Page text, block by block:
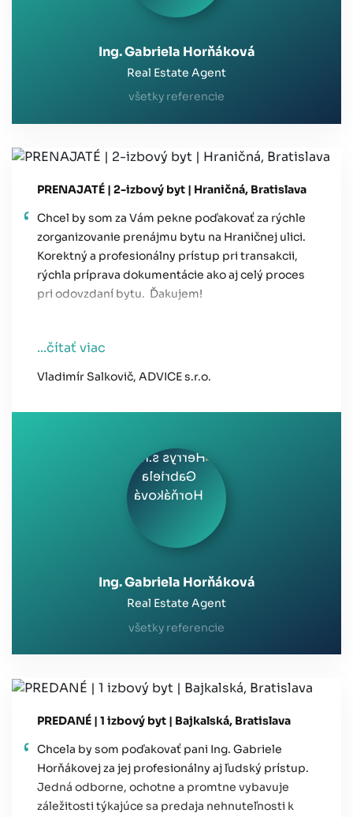
Ing. Gabriela Horňáková
Real Estate Agent
všetky referencie
PRENAJATÉ | 2-izbový byt | Hraničná, Bratislava
Chcel by som za Vám pekne poďakovať za rýchle
zorganizovanie prenájmu bytu na Hraničnej ulici.
Korektný a profesionálny prístup pri transakcii,
rýchla príprava dokumentácie ako aj celý proces
pri odovzdaní bytu. Ďakujem!
...čítať viac
Vladimír Salkovič, ADVICE s.r.o.
Ing. Gabriela Horňáková
Real Estate Agent
všetky referencie
PREDANÉ | 1 izbový byt | Bajkalská, Bratislava
Chcela by som poďakovať pani Ing. Gabriele
Horňákovej za jej profesionálny aj ľudský prístup.
Jedná odborne, ochotne a promtne vybavuje
záležitosti týkajúce sa predaja nehnuteľnosti k